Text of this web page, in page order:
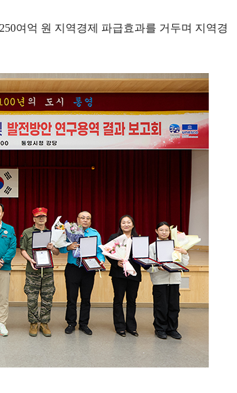
250여억 원 지역경제 파급효과를 거두며 지역경